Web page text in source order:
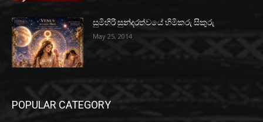
සුමිහිරි සුන්දරත්වයේ හිමිකරු සිකුරු
May 25, 2014
POPULAR CATEGORY